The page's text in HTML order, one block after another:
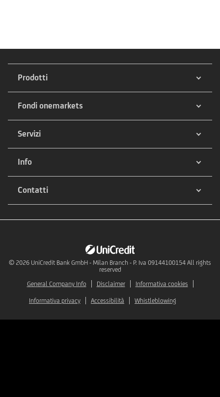
Prodotti
Fondi onemarkets
Servizi
Info
Contatti
© 2026 UniCredit Bank GmbH - Milan Branch - P. Iva 09144100154 All rights
reserved
General Company Info
Disclaimer Informativa cookies
Informativa privacy Accessibilità Whistleblowing